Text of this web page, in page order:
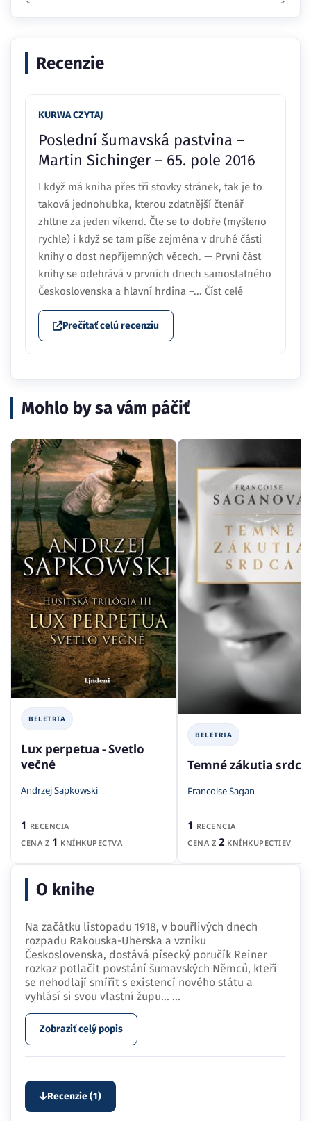
Recenzie
KURWA CZYTAJ
Poslední šumavská pastvina –
Martin Sichinger – 65. pole 2016
I když má kniha přes tři stovky stránek, tak je to
taková jednohubka, kterou zdatnější čtenář
zhltne za jeden víkend. Čte se to dobře (myšleno
rychle) i když se tam píše zejména v druhé části
knihy o dost nepříjemných věcech. — První část
knihy se odehrává v prvních dnech samostatného
Československa a hlavní hrdina –... Číst celé
Prečítať celú recenziu
Mohlo by sa vám páčiť
BELETRIA
Lux perpetua - Svetlo
večné
Andrzej Sapkowski
1 RECENCIA
CENA Z 1 KNÍHKUPECTVA
BELETRIA
Temné zákutia srdca
Francoise Sagan
1 RECENCIA
CENA Z 2 KNÍHKUPECTIEV
O knihe
Na začátku listopadu 1918, v bouřlivých dnech
rozpadu Rakouska-Uherska a vzniku
Československa, dostává písecký poručík Reiner
rozkaz potlačit povstání šumavských Němců, kteří
se nehodlají smířit s existencí nového státu a
vyhlásí si svou vlastní župu… ...
Zobraziť celý popis
Recenzie (1)